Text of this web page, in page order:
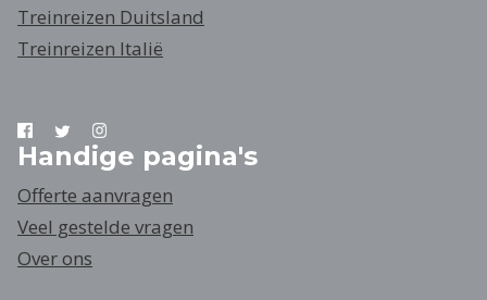
Treinreizen Duitsland
Treinreizen Italië
Handige pagina's
Offerte aanvragen
Veel gestelde vragen
Over ons